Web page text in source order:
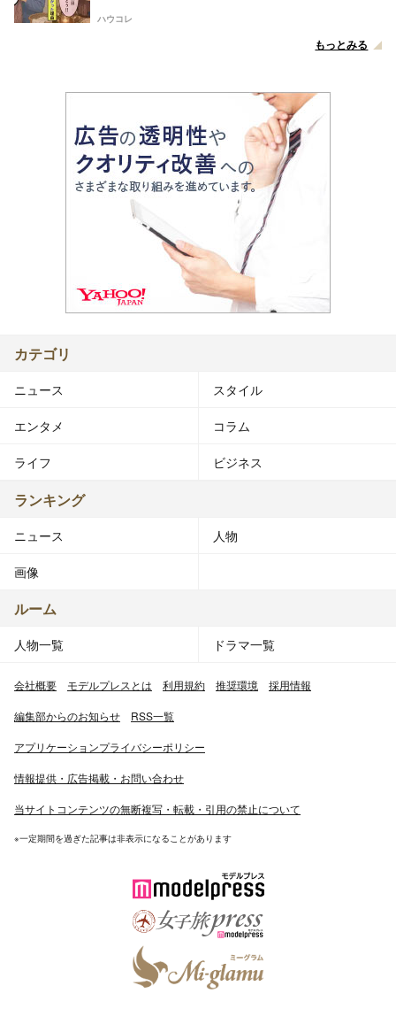
ハウコレ
もっとみる
カテゴリ
ニュース スタイル
エンタメ コラム
ライフ ビジネス
ランキング
ニュース 人物
画像
ルーム
人物一覧 ドラマ一覧
会社概要 モデルプレスとは 利用規約 推奨環境 採用情報
編集部からのお知らせ RSS一覧
アプリケーションプライバシーポリシー
情報提供・広告掲載・お問い合わせ
当サイトコンテンツの無断複写・転載・引用の禁止について
※一定期間を過ぎた記事は非表示になることがあります